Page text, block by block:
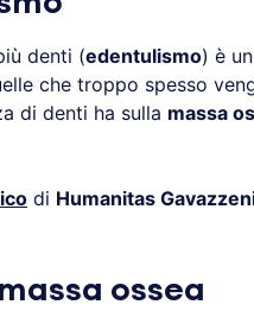
denti (edentulismo) è
che troppo spesso
di denti ha sulla massa
di Humanitas
ossea